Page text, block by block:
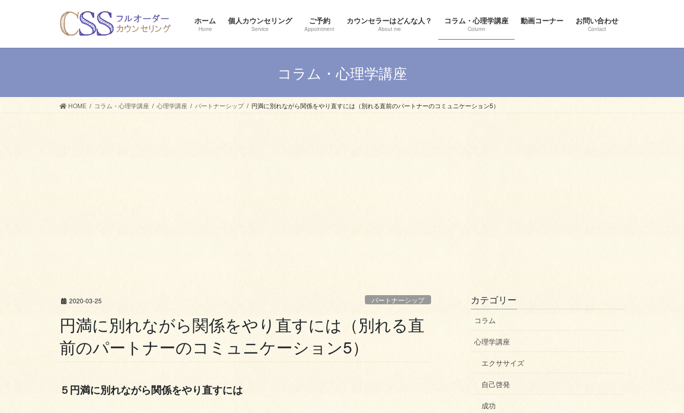
ホーム
Home
個人カウンセリング
Service
ご予約
Appointment
カウンセラーはどんな人？
About me
コラム・心理学講座
Column
動画コーナー お問い合わせ
Contact
コラム・心理学講座
HOME コラム・心理学講座 心理学講座 パートナーシップ 円満に別れながら関係をやり直すには（別れる直前のパートナーのコミュニケーション5）
2020-03-25 パートナーシップ
円満に別れながら関係をやり直すには（別れる直
前のパートナーのコミュニケーション5）
５円満に別れながら関係をやり直すには
カテゴリー
コラム
心理学講座
エクササイズ
自己啓発
成功